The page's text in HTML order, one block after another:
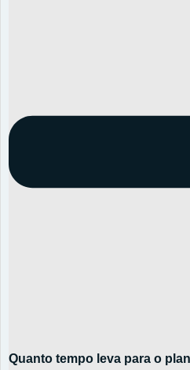
Quanto tempo leva para o